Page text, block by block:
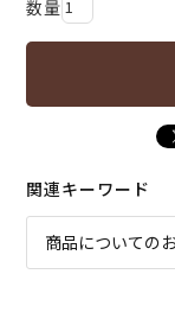
関連キーワード
商品についての